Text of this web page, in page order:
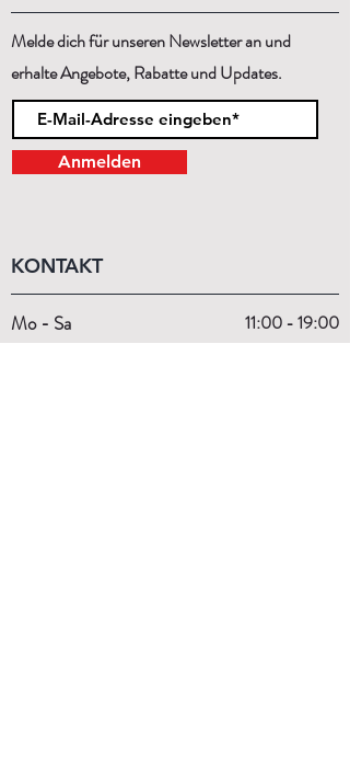
Melde dich für unseren Newsletter an und
erhalte Angebote, Rabatte und Updates.
Anmelden
KONTAKT
Mo - Sa 11:00 - 19:00